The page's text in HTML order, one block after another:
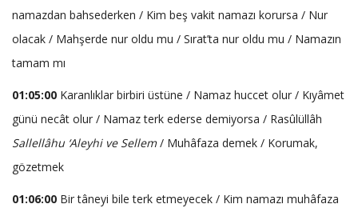
namazdan bahsederken / Kim beş vakit namazı korursa / Nur
olacak / Mahşerde nur oldu mu / Sırat’ta nur oldu mu / Namazın
tamam mı
01:05:00 Karanlıklar birbiri üstüne / Namaz huccet olur / Kıyâmet
günü necât olur / Namaz terk ederse demiyorsa / Rasûlüllâh
Sallellâhu ‘Aleyhi ve Sellem/ Muhâfaza demek / Korumak,
gözetmek
01:06:00 Bir tâneyi bile terk etmeyecek / Kim namazı muhâfaza